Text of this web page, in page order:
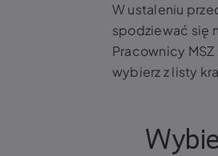
W ustaleniu
spodziewać się
Pracownicy
wybierz z listy